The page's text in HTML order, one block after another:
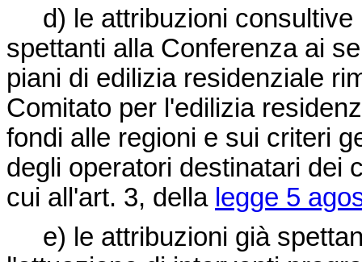
d) le attribuzioni consultive
spettanti alla Conferenza ai
piani di edilizia residenziale
Comitato per l'edilizia
fondi alle regioni e sui criteri
degli operatori destinatari dei
cui all'art. 3, della legge 5
e) le attribuzioni già